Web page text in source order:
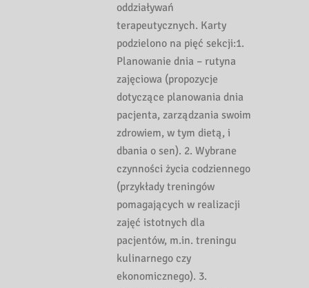
oddziaływań
terapeutycznych. Karty
podzielono na pięć sekcji:1.
Planowanie dnia – rutyna
zajęciowa (propozycje
dotyczące planowania dnia
pacjenta, zarządzania swoim
zdrowiem, w tym dietą, i
dbania o sen). 2. Wybrane
czynności życia codziennego
(przykłady treningów
pomagających w realizacji
zajęć istotnych dla
pacjentów, m.in. treningu
kulinarnego czy
ekonomicznego). 3.